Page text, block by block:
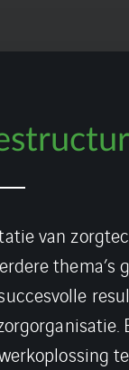
van
thema’s